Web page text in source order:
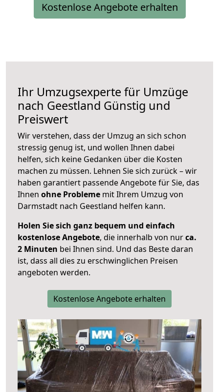
Kostenlose Angebote erhalten
Ihr Umzugsexperte für Umzüge
nach Geestland Günstig und
Preiswert
Wir verstehen, dass der Umzug an sich schon
stressig genug ist, und wollen Ihnen dabei
helfen, sich keine Gedanken über die Kosten
machen zu müssen. Lehnen Sie sich zurück – wir
haben garantiert passende Angebote für Sie, das
Ihnen ohne Probleme mit Ihrem Umzug von
Darmstadt nach Geestland helfen kann.
Holen Sie sich ganz bequem und einfach
kostenlose Angebote, die innerhalb von nurca.
2 Minuten bei Ihnen sind. Und das Beste daran
ist, dass all dies zu erschwinglichen Preisen
angeboten werden.
Kostenlose Angebote erhalten